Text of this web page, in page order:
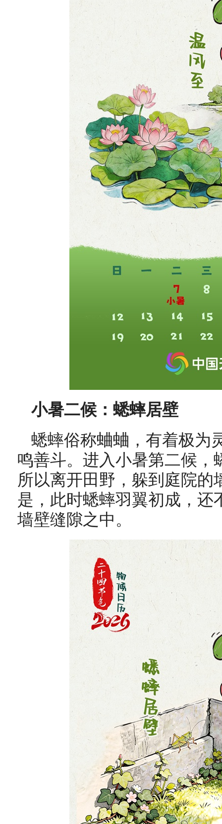
小暑二候：蟋蟀居壁
蟋蟀俗称蛐蛐，有着极为
鸣善斗。进入小暑第二候，
所以离开田野，躲到庭院的
是，此时蟋蟀羽翼初成，还
墙壁缝隙之中。